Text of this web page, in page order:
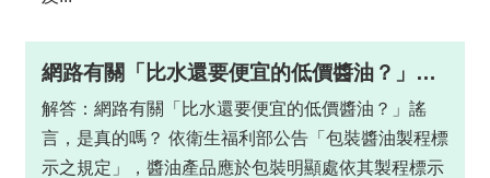
網路有關「比水還要便宜的低價醬油？」謠言，是真的嗎？
解答：網路有關「比水還要便宜的低價醬油？」謠
言，是真的嗎？ 依衛生福利部公告「包裝醬油製程標
示之規定」，醬油產品應於包裝明顯處依其製程標示